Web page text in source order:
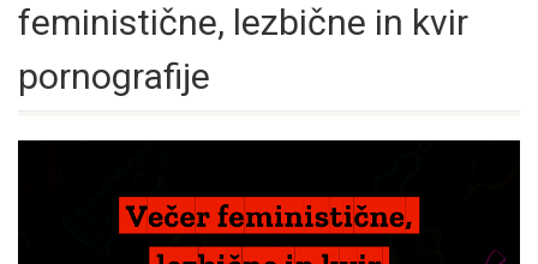
feministične, lezbične in kvir
pornografije